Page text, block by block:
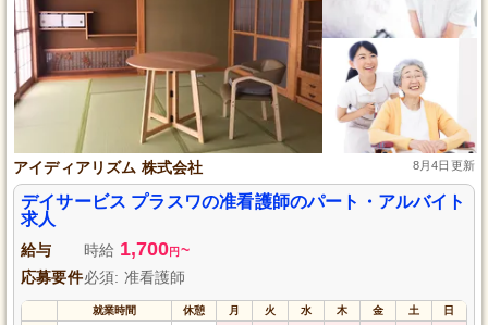
アイディアリズム 株式会社 8月4日更新
デイサービス プラスワの准看護師のパート・アルバイト
求人
給与 時給 1,700円 ~
応募要件必須: 准看護師
就業時間 休憩 月 火 水 木 金 土 日